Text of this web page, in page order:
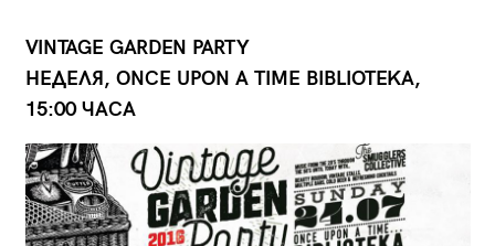
VINTAGE GARDEN PARTY
НЕДЕЛЯ, ONCE UPON A TIME BIBLIOTEKA,
15:00 ЧАСА